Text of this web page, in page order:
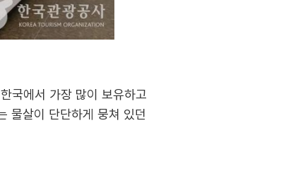
국에서 가장 많이 보유하고
물살이 단단하게 뭉쳐 있던